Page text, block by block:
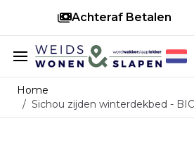
Achteraf Betalen
Ga naar de inhoud
Home
/ Sichou zijden winterdekbed -